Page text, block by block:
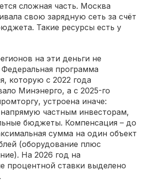
сложная часть. Москва
свою зарядную сеть за счёт
Такие ресурсы есть у
на эти деньги не
программа
которую с 2022 года
Минэнерго, а с 2025-го
устроена иначе:
частным инвесторам,
бюджеты. Компенсация – до
сумма на один объект
(оборудование плюс
На 2026 год на
процентной ставки выделено